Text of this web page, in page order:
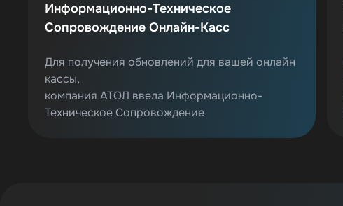
Информационно-Техническое
Сопровождение Онлайн-Касс
Для получения обновлений для вашей онлайн
кассы,
компания АТОЛ ввела Информационно-
Техническое Сопровождение